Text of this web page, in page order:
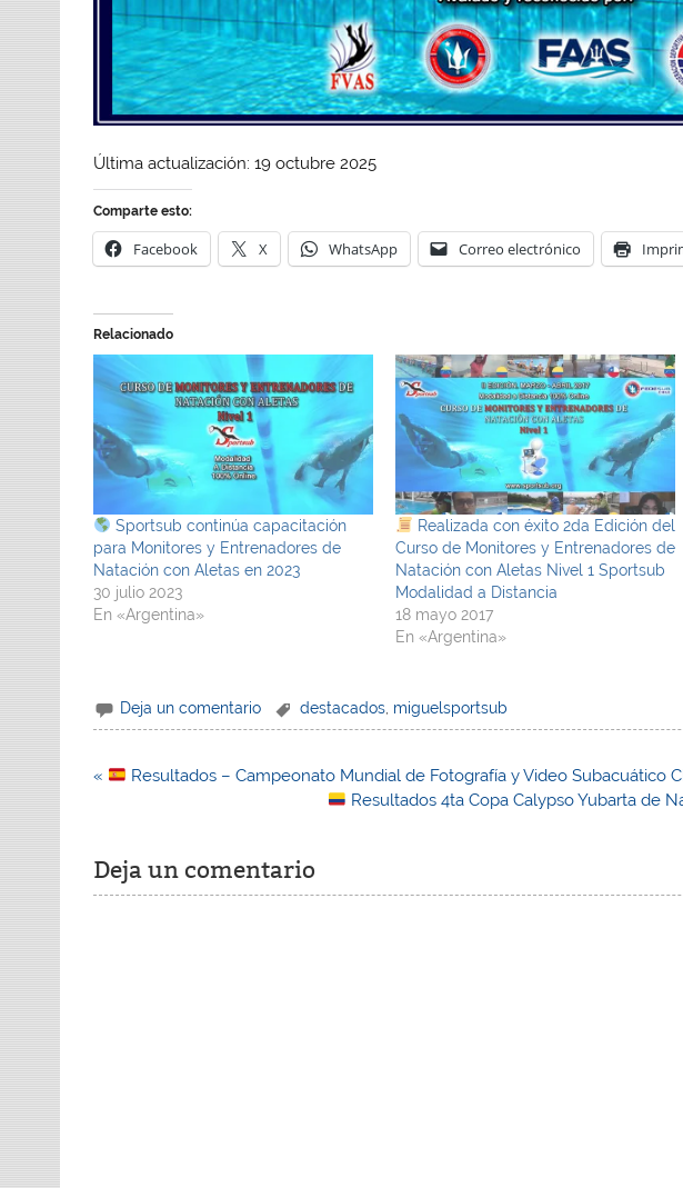
Última actualización: 19 octubre 2025
Comparte esto:
Facebook X WhatsApp Correo electrónico
Relacionado
Sportsub continúa capacitación
para Monitores y Entrenadores de
Natación con Aletas en 2023
30 julio 2023
En «Argentina»
Realizada con éxito 2da Edición del
Curso de Monitores y Entrenadores de
Natación con Aletas Nivel 1 Sportsub
Modalidad a Distancia
18 mayo 2017
En «Argentina»
Deja un comentario destacados, miguelsportsub
Navegación
«
Resultados – Campeonato Mundial de Fotografía y Video Subacuático
Resultados 4ta Copa Calypso Yubarta de
Deja un comentario